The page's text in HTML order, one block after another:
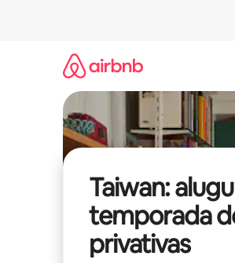
Taiwan:
temporada
privativas